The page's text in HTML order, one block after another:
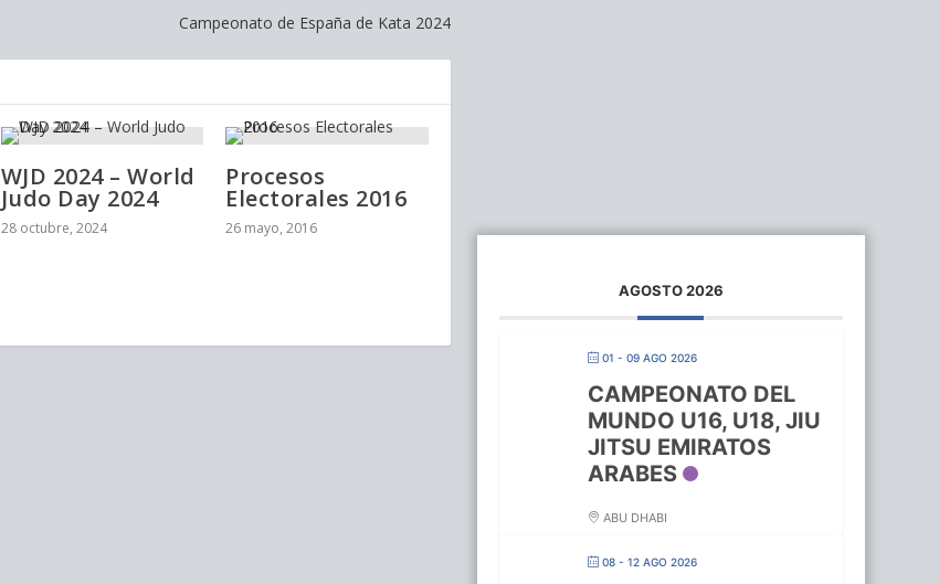
Campeonato de España de Kata 2024
WJD 2024 – World
Judo Day 2024
28 octubre, 2024
Procesos
Electorales 2016
26 mayo, 2016
AGOSTO 2026
01 - 09 AGO 2026
CAMPEONATO DEL
MUNDO U16, U18, JIU
JITSU EMIRATOS
ARABES
ABU DHABI
08 - 12 AGO 2026